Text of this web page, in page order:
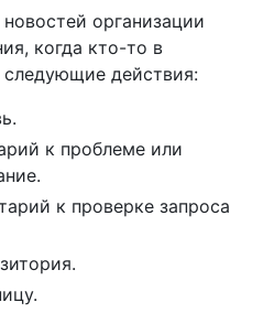
организации
когда кто-то в
следующие действия:
к проблеме или
к проверке запроса